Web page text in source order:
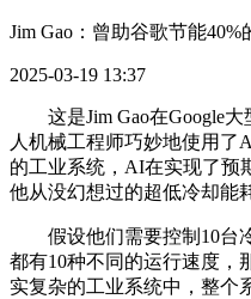
Jim Gao：曾助谷歌节能
2025-03-19 13:37
这是Jim Gao在Google大
人机械工程师巧妙地使用了
的工业系统，AI在实现了预
他从没幻想过的超低冷却能
假设他们需要控制10台
都有10种不同的运行速度，
实复杂的工业系统中，整个